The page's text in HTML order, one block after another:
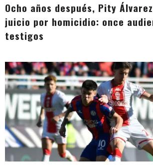
Ocho años después, Pity
juicio por homicidio: once
testigos